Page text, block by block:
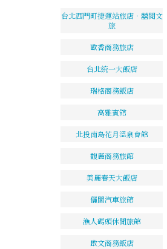
台北西門町捷運站旅店‧囍閱文
旅
歐香商務旅店
台北統一大飯店
瑞格商務飯店
高雅賓館
北投南島花月溫泉會館
馥麗商務旅館
美麗春天大飯店
儷閣汽車旅館
漁人碼頭休閒旅館
啟文商務飯店